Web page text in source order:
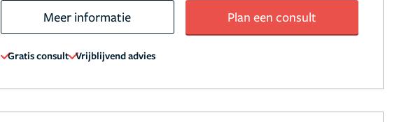
Meer informatie Plan een consult
Gratis consult Vrijblijvend advies